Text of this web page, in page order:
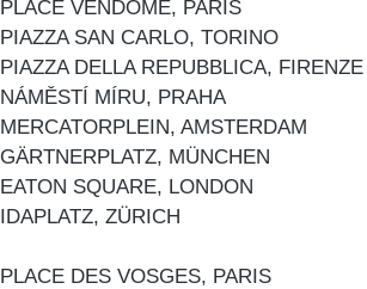
PLACE VENDÔME, PARIS
PIAZZA SAN CARLO, TORINO
PIAZZA DELLA REPUBBLICA, FIRENZE
NÁMĚSTÍ MÍRU, PRAHA
MERCATORPLEIN, AMSTERDAM
GÄRTNERPLATZ, MÜNCHEN
EATON SQUARE, LONDON
IDAPLATZ, ZÜRICH
PLACE DES VOSGES, PARIS